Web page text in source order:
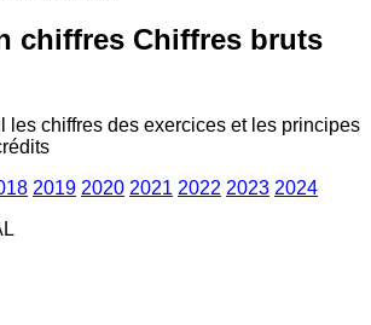
chiffres Chiffres bruts
les chiffres des exercices et les principes
2019 2020 2021 2022 2023 2024